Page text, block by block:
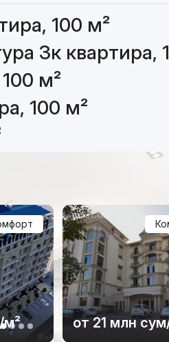
100 м²
3к квартира,
м²
100 м²
/м² от 21 млн сум